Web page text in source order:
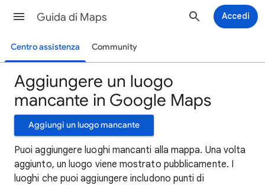
Guida di Maps Accedi
Centro assistenza Community
Aggiungere un luogo
mancante in Google Maps
Aggiungi un luogo mancante
Puoi aggiungere luoghi mancanti alla mappa. Una volta
aggiunto, un luogo viene mostrato pubblicamente. I
luoghi che puoi aggiungere includono punti di